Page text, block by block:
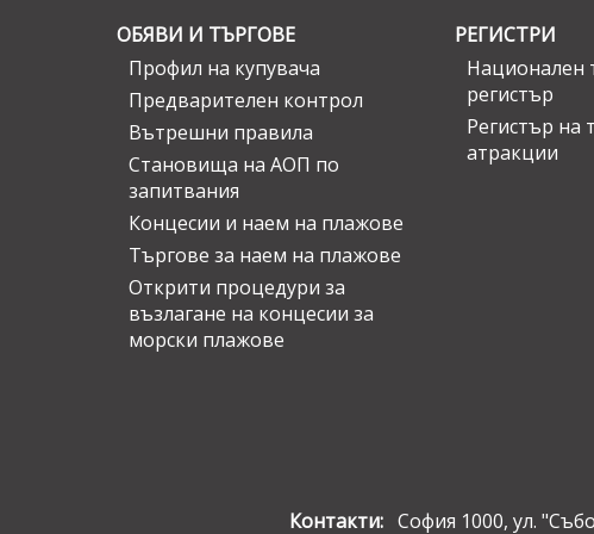
ОБЯВИ И ТЪРГОВЕ
Профил на купувача
Предварителен контрол
Вътрешни правила
Становища на АОП по
запитвания
Концесии и наем на плажове
Търгове за наем на плажове
Открити процедури за
възлагане на концесии за
морски плажове
РЕГИСТРИ
Национален
регистър
Регистър на
атракции
Контакти:София 1000, ул.